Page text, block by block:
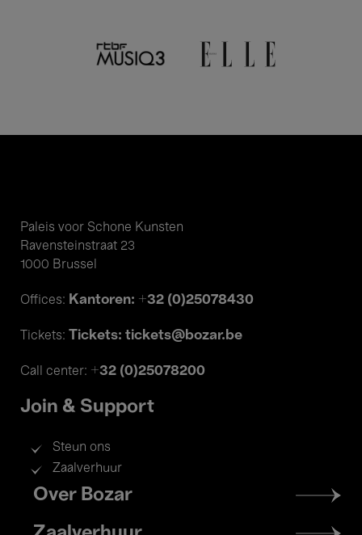
Paleis voor Schone Kunsten
Ravensteinstraat 23
1000 Brussel
Offices: Kantoren: +32 (0)25078430
Tickets: Tickets: tickets@bozar.be
Call center: +32 (0)25078200
Join & Support
Steun ons
Zaalverhuur
Footer
menu
Over Bozar